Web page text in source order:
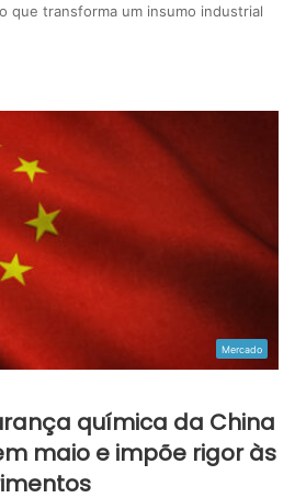
que transforma um insumo industrial
Mercado
química da China
maio e impõe rigor às